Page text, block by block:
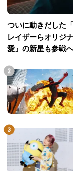
ついに動きだした
レイザーらオリジ
愛』の新星も参戦へ